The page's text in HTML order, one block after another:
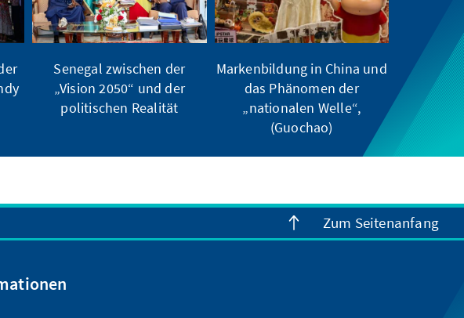
Senegal zwischen der
„Vision 2050“ und der
politischen Realität
Markenbildung in China und
das Phänomen der
„nationalen Welle“,
(Guochao)
Zum Seitenanfang